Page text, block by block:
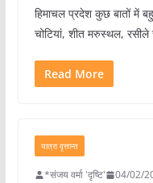
हिमाचल प्रदेश कुछ बातों में
चोटियां, शीत मरुस्थल,
Read More
यात्रा वृत्तान्त
*संजय वर्मा 'दृष्टि' 04/02/